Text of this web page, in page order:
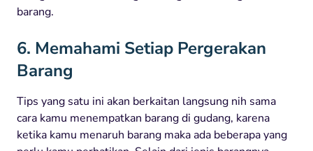
barang.
6. Memahami Setiap Pergerakan
Barang
Tips yang satu ini akan berkaitan langsung nih sama
cara kamu menempatkan barang di gudang, karena
ketika kamu menaruh barang maka ada beberapa yang